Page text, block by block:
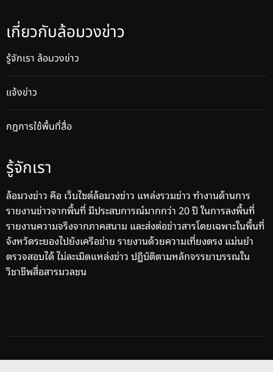
เกี่ยวกับล้อมวงข่าว
รู้จักเรา ล้อมวงข่าว
แจ้งข่าว
กฎการใช้พื้นที่สื่อ
รู้จักเรา
ล้อมวงข่าว คือ เว็บไซต์ล้อมวงข่าว แหล่งรวมข่าว ทำงานด้านการ
รายงานข่าวจากพื้นที่ มีประสบการณ์มากกว่า 20 ปี ในการลงพื้นที่
รายงานความจริงจากภาคสนาม และส่งต่อข่าวสารโดยเฉพาะในพื้นที่
จังหวัดระยองไปยังเครือข่าย รายงานด้วยความเที่ยงตรง แม่นยำ
ตรวจสอบได้ ไม่ละเมิดแหล่งข่าว ปฏิบัติตามหลักจรรยาบรรณใน
วิชาชีพสื่อสารมวลชน